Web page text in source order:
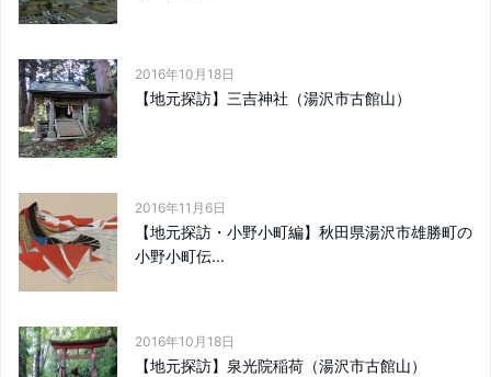
2016年10月18日
【地元探訪】三吉神社（湯沢市古館山）
2016年11月6日
【地元探訪・小野小町編】秋田県湯沢市雄勝町の
小野小町伝...
2016年10月18日
【地元探訪】泉光院稲荷（湯沢市古館山）